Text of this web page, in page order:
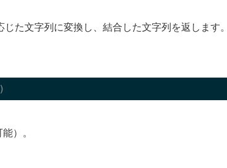
た文字列に変換し、結合した文字列を返します。
)
）。